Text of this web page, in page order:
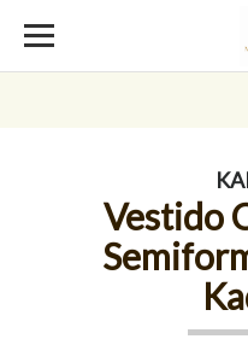
Vestido